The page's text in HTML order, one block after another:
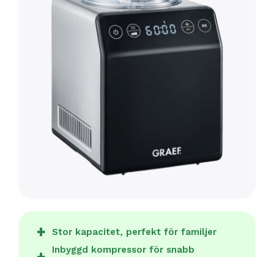
Stor kapacitet, perfekt för familjer
Inbyggd kompressor för snabb